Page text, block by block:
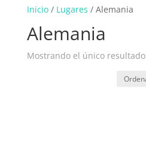
Inicio/ Lugares / Alemania
Alemania
Mostrando el único resultado